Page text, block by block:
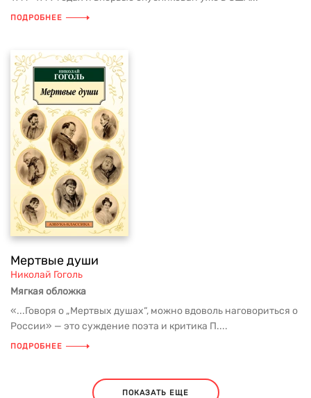
ПОДРОБНЕЕ
Мертвые души
Николай Гоголь
Мягкая обложка
«...Говоря о „Мертвых душах“, можно вдоволь наговориться о
России» — это суждение поэта и критика П....
ПОДРОБНЕЕ
ПОКАЗАТЬ ЕЩЕ